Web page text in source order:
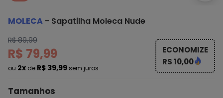
MOLECA - Sapatilha Moleca Nude
R$ 89,99
R$ 79,99
ou 2x de R$ 39,99 sem juros
ECONOMIZE
R$ 10,00
Tamanhos